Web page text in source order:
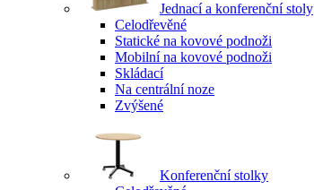
Jednací a konferenční stoly
Celodřevěné
Statické na kovové podnoži
Mobilní na kovové podnoži
Skládací
Na centrální noze
Zvýšené
Konferenční stolky